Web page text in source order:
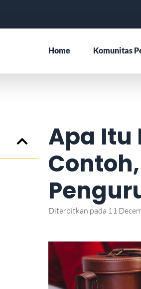
Home Komunitas
Apa Itu
Diterbitkan pada 11